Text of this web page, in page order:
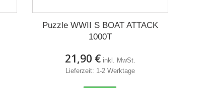
Puzzle WWII S BOAT ATTACK
1000T
21,90 € inkl. MwSt.
Lieferzeit: 1-2 Werktage